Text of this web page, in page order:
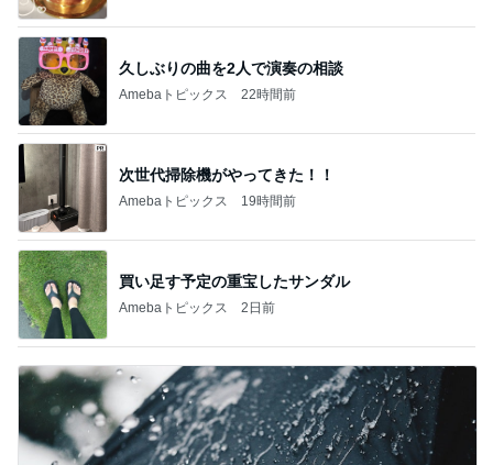
久しぶりの曲を2人で演奏の相談
Amebaトピックス 22時間前
次世代掃除機がやってきた！！
Amebaトピックス 19時間前
買い足す予定の重宝したサンダル
Amebaトピックス 2日前